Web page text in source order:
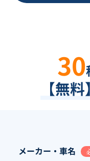
30
【無
メーカー・車名